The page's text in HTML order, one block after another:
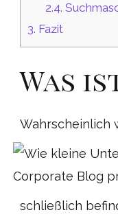
2.4.
3. Fazit
Was
Wahrscheinlich
schließlich